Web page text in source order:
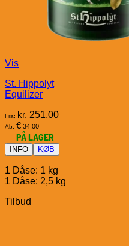
Vis
St. Hippolyt
Equilizer
Fra: kr. 251,00
Ab: € 34,00
PÅ LAGER
INFO KØB
1 Dåse: 1 kg
1 Dåse: 2,5 kg
Tilbud